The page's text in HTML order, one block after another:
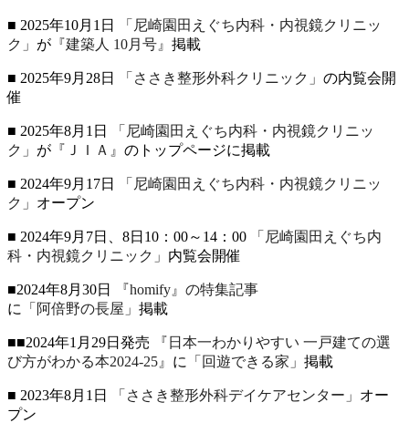
■ 2025年10月1日
「尼崎園田えぐち内科・内視鏡クリニッ
ク」 が 『建築人 10月号』 掲載
■ 2025年9月28日 「ささき整形外科クリニック」 の内覧会開
催
■ 2025年8月1日
「尼崎園田えぐち内科・内視鏡クリニッ
ク」 が 『ＪＩＡ』 のトップページに掲載
■ 2024年9月17日
「尼崎園田えぐち内科・内視鏡クリニッ
ク」 オープン
■ 2024年9月7日、8日10：00～14：00
「尼崎園田えぐち内
科・内視鏡クリニック」 内覧会開催
■2024年8月30日
『homify』の特集記事
に
「阿倍野の長屋」 掲載
■■2024年1月29日発売
『日本一わかりやすい 一戸建ての選
び方がわかる本2024-25』 に 「回遊できる家」 掲載
■ 2023年8月1日 「ささき整形外科デイケアセンター」 オー
プン